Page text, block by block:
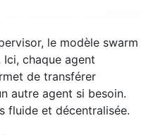
le modèle swarm
chaque agent
de transférer
autre agent si besoin.
fluide et décentralisée.